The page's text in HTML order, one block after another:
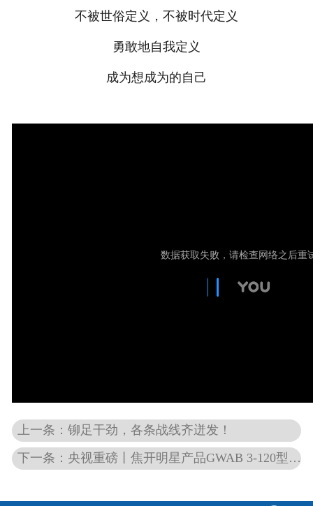
不被世俗定义，不被时代定义
勇敢地自我定义
成为想成为的自己
上一条：铆足干劲，各条战线齐迸发！
下一条：央视重磅丨焦开明星产品GWAB 3-120型制动器，助力亚洲单机容量最大风电机组顺利下线